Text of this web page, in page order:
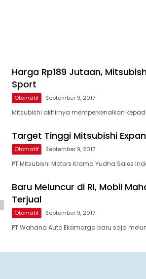
Harga Rp189 Jutaan,
Sport
Otomatif September 9, 2017
Mitsubishi akhirnya memperkenalkan
Target Tinggi Mitsubishi
Otomatif September 9, 2017
PT Mitsubishi Motors Krama Yudha Sales
Baru Meluncur di RI, Mobil
Terjual
Otomatif September 9, 2017
PT Wahana Auto Ekamarga baru saja